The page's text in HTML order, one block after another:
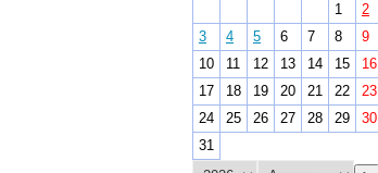
1
2
3
4 5 6 7 8
9
10
11 12 13 14 15
16
17
18 19 20 21 22
23
24
25 26 27 28 29
30
31